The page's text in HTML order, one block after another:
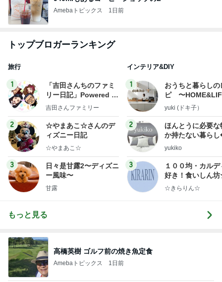
Amebaトピックス 1日前
トップブロガーランキング
旅行
1
「吉田さんちのファミ
リー日記」Powered b
y Ameba 吉田さんファ
ログ
吉田さんファミリー
2
☆やまあこ☆さんのデ
ィズニー日記
☆やまあこ☆
3
日々是甘露2〜ディズニ
ー風味〜
甘露
インテリア&DIY
1
おうちと暮らしの
ピ 〜
yuki (ドキ子）
2
ほんとうに必要な
か持たない暮ら
ep Life Simple◆
yukiko
3
１００均・カルデ
好き！食いしん
らりん☆のブログ
☆きらりん☆
もっと見る
高橋英樹 ゴルフ前の焼き魚定食
Amebaトピックス 1日前